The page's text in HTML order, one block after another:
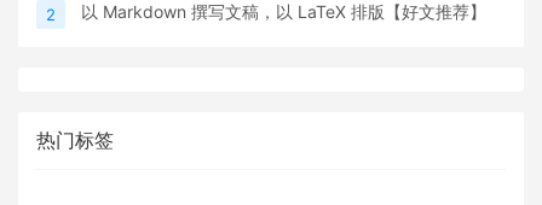
2 以 Markdown 撰写文稿，以 LaTeX 排版【好文推荐】
热门标签